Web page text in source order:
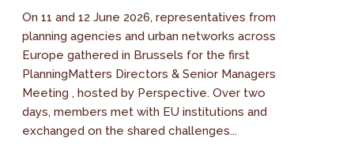
On 11 and 12 June 2026, representatives from
planning agencies and urban networks across
Europe gathered in Brussels for the first
PlanningMatters Directors & Senior Managers
Meeting , hosted by Perspective. Over two
days, members met with EU institutions and
exchanged on the shared challenges...